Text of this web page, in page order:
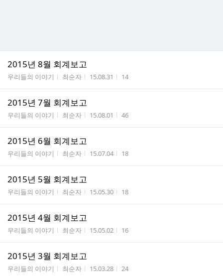
2015년 8월 회계보고
게시판명
우리들의 이야기 작성자
최순자 작성시간
15.08.31 조회수
14
2015년 7월 회계보고
게시판명
우리들의 이야기 작성자
최순자 작성시간
15.08.01 조회수
46
2015년 6월 회계보고
게시판명
우리들의 이야기 작성자
최순자 작성시간
15.07.04 조회수
18
2015년 5월 회계보고
게시판명
우리들의 이야기 작성자
최순자 작성시간
15.05.30 조회수
18
2015년 4월 회계보고
게시판명
우리들의 이야기 작성자
최순자 작성시간
15.05.02 조회수
16
2015년 3월 회계보고
게시판명
우리들의 이야기 작성자
최순자 작성시간
15.03.28 조회수
24